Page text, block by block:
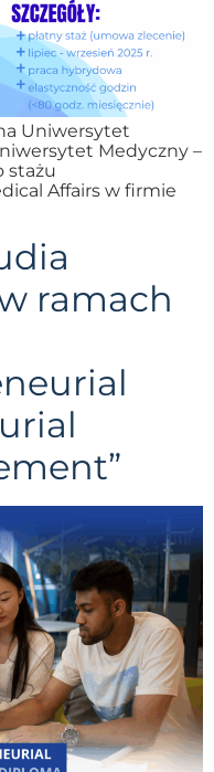
Uniwersytet
Medyczny –
stażu
Affairs w firmie
ramach